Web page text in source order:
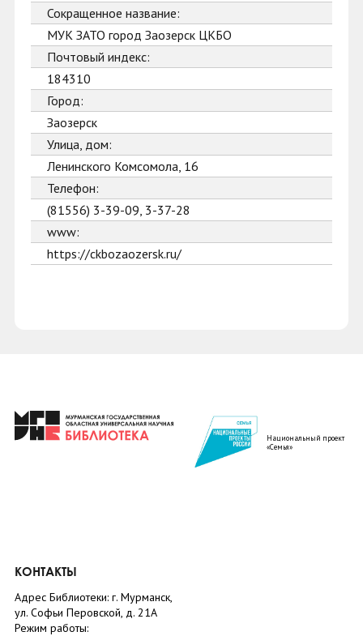
Сокращенное название:
МУК ЗАТО город Заозерск ЦКБО
Почтовый индекс:
184310
Город:
Заозерск
Улица, дом:
Ленинского Комсомола, 16
Телефон:
(81556) 3-39-09, 3-37-28
www:
https://ckbozaozersk.ru/
Национальный проект
«Семья»
КОНТАКТЫ
Адрес Библиотеки: г. Мурманск,
ул. Софьи Перовской, д. 21А
Режим работы: